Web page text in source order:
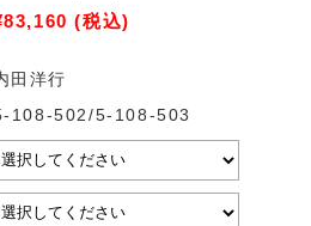
(税込)
田洋行
108-502/5-108-503